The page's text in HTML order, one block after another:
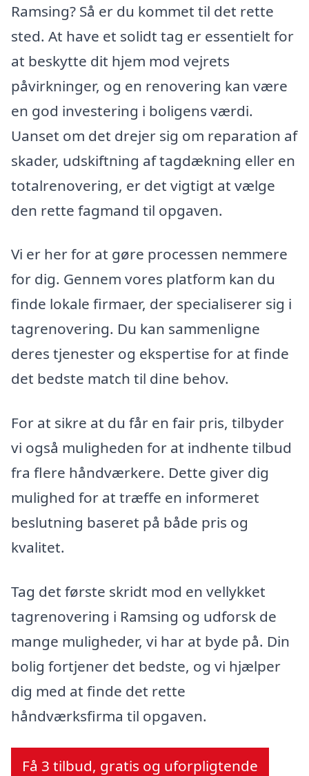
Ramsing? Så er du kommet til det rette
sted. At have et solidt tag er essentielt for
at beskytte dit hjem mod vejrets
påvirkninger, og en renovering kan være
en god investering i boligens værdi.
Uanset om det drejer sig om reparation af
skader, udskiftning af tagdækning eller en
totalrenovering, er det vigtigt at vælge
den rette fagmand til opgaven.
Vi er her for at gøre processen nemmere
for dig. Gennem vores platform kan du
finde lokale firmaer, der specialiserer sig i
tagrenovering. Du kan sammenligne
deres tjenester og ekspertise for at finde
det bedste match til dine behov.
For at sikre at du får en fair pris, tilbyder
vi også muligheden for at indhente tilbud
fra flere håndværkere. Dette giver dig
mulighed for at træffe en informeret
beslutning baseret på både pris og
kvalitet.
Tag det første skridt mod en vellykket
tagrenovering i Ramsing og udforsk de
mange muligheder, vi har at byde på. Din
bolig fortjener det bedste, og vi hjælper
dig med at finde det rette
håndværksfirma til opgaven.
Få 3 tilbud, gratis og uforpligtende